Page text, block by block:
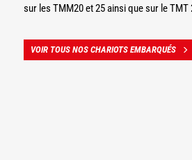
sur les TMM20 et 25 ainsi que sur le TMT
VOIR TOUS NOS CHARIOTS EMBARQUÉS